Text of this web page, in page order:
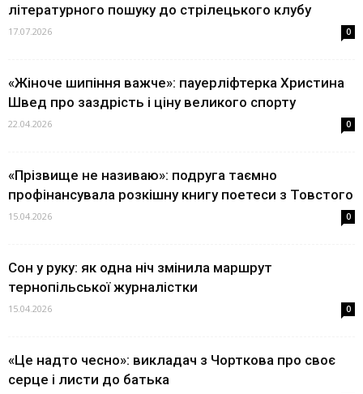
літературного пошуку до стрілецького клубу
17.07.2026 0
«Жіноче шипіння важче»: пауерліфтерка Христина
Швед про заздрість і ціну великого спорту
22.04.2026 0
«Прізвище не називаю»: подруга таємно
профінансувала розкішну книгу поетеси з Товстого
15.04.2026 0
Сон у руку: як одна ніч змінила маршрут
тернопільської журналістки
15.04.2026 0
«Це надто чесно»: викладач з Чорткова про своє
серце і листи до батька